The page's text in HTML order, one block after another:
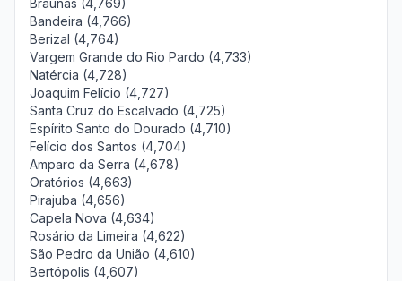
Braúnas (4,769)
Bandeira (4,766)
Berizal (4,764)
Vargem Grande do Rio Pardo (4,733)
Natércia (4,728)
Joaquim Felício (4,727)
Santa Cruz do Escalvado (4,725)
Espírito Santo do Dourado (4,710)
Felício dos Santos (4,704)
Amparo da Serra (4,678)
Oratórios (4,663)
Pirajuba (4,656)
Capela Nova (4,634)
Rosário da Limeira (4,622)
São Pedro da União (4,610)
Bertópolis (4,607)